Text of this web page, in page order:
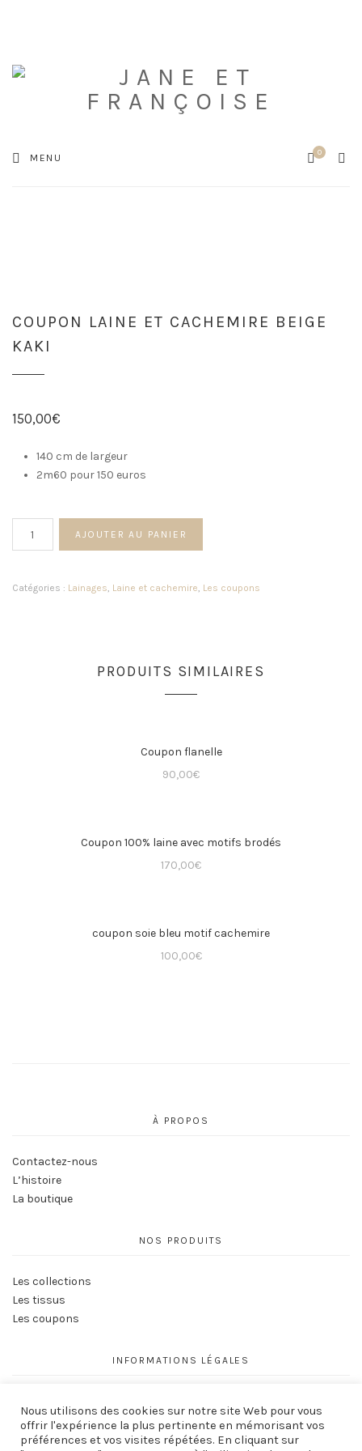
MENU Cart
0
COUPON LAINE ET CACHEMIRE BEIGE
KAKI
150,00€
140 cm de largeur
2m60 pour 150 euros
laine
AJOUTER AU PANIER
Catégories : Lainages, Laine et cachemire, Les coupons
PRODUITS SIMILAIRES
Coupon flanelle
90,00€
Coupon 100% laine avec motifs brodés
170,00€
coupon soie bleu motif cachemire
100,00€
À PROPOS
Contactez-nous
L’histoire
La boutique
NOS PRODUITS
Les collections
Les tissus
Les coupons
INFORMATIONS LÉGALES
Politique de Confidentialité
Mentions légales
Nous utilisons des cookies sur notre site Web pour vous
offrir l'expérience la plus pertinente en mémorisant vos
préférences et vos visites répétées. En cliquant sur